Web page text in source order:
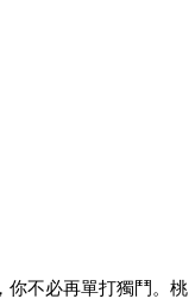
你不必再單打獨鬥。桃